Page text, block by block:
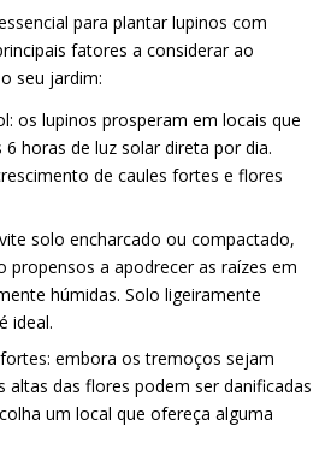
para plantar lupinos com
fatores a considerar ao
seu jardim:
os lupinos prosperam em locais que
horas de luz solar direta por dia.
de caules fortes e flores
solo encharcado ou compactado,
propensos a apodrecer as raízes em
húmidas. Solo ligeiramente
ideal.
embora os tremoços sejam
altas das flores podem ser danificadas
um local que ofereça alguma